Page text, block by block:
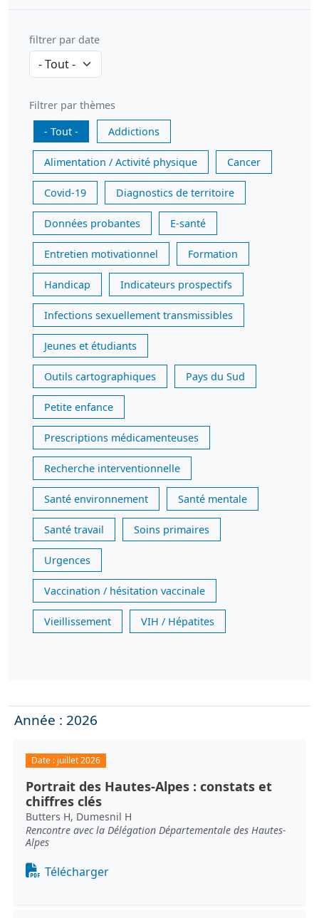
filtrer par date
Filtrer par thèmes
- Tout -
Addictions
Alimentation / Activité physique Cancer
Covid-19 Diagnostics de territoire
Données probantes E-santé
Entretien motivationnel Formation
Handicap Indicateurs prospectifs
Infections sexuellement transmissibles
Jeunes et étudiants
Outils cartographiques Pays du Sud
Petite enfance
Prescriptions médicamenteuses
Recherche interventionnelle
Santé environnement Santé mentale
Santé travail Soins primaires
Urgences
Vaccination / hésitation vaccinale
Vieillissement VIH / Hépatites
Année : 2026
Date : juillet 2026
Portrait des Hautes-Alpes : constats et
chiffres clés
Butters H, Dumesnil H
Rencontre avec la Délégation Départementale des Hautes-
Alpes
Document
Télécharger